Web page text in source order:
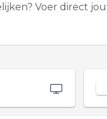
Voer direct